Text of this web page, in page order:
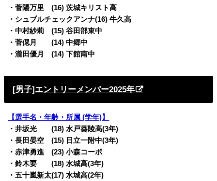
・菅陽万里 (16) 茨城キリスト高
・シュブルチェックアンナ(16) 牛久高
・中村紗莉 (15) 谷田部東中
・菅偲月 (14) 中郷中
・瀧田優月 (14) 下館南中
[男子]エントリーメンバー2025年
【選手名・年齢・所属 (学年)】
・井坂光 (18) 水戸葵陵高(3年)
・長田晏空 (15) 日立一附中(3年)
・赤津勇進 (23) 小森コーポ
・鈴木要 (18) 水城高(3年)
・五十嵐新太(17) 水城高(2年)